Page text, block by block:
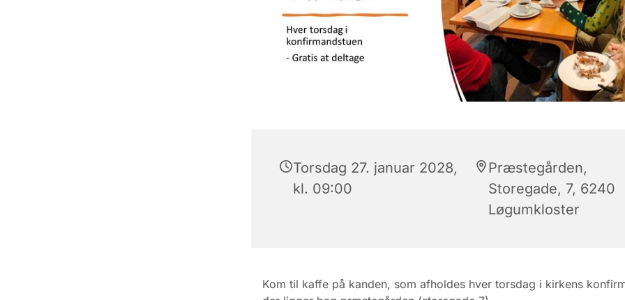
Torsdag 27. januar 2028,
kl. 09:00
Præstegården,
Storegade, 7, 6240
Løgumkloster
Kom til kaffe på kanden, som afholdes hver torsdag i kirkens